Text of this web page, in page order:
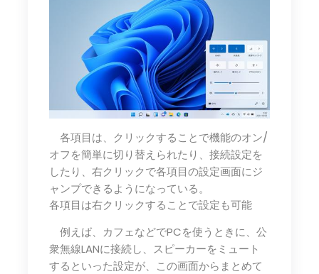
各項目は、クリックすることで機能のオン/
オフを簡単に切り替えられたり、接続設定を
したり、右クリックで各項目の設定画面にジ
ャンプできるようになっている。
各項目は右クリックすることで設定も可能
例えば、カフェなどでPCを使うときに、公
衆無線LANに接続し、スピーカーをミュート
するといった設定が、この画面からまとめて